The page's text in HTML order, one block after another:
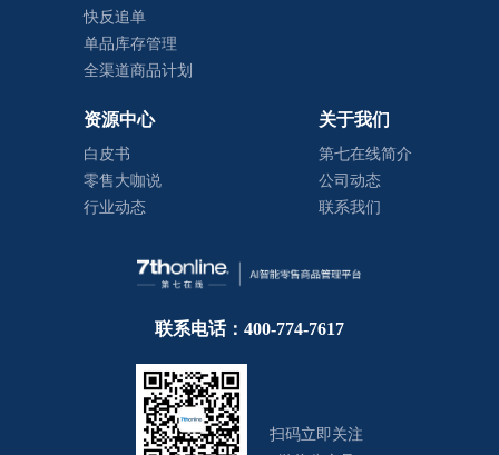
快反追单
单品库存管理
全渠道商品计划
资源中心
白皮书
零售大咖说
行业动态
关于我们
第七在线简介
公司动态
联系我们
联系电话：400-774-7617
扫码立即关注